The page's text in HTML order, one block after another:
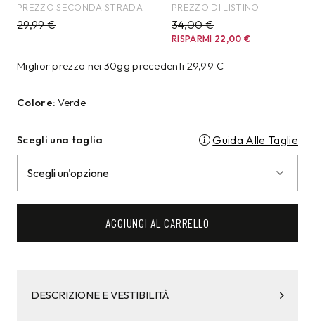
PREZZO SECONDA STRADA
29,99€
PREZZO DI LISTINO
34,00 €
RISPARMI 22,00€
Miglior prezzo nei 30gg precedenti 29,99€
Colore: Verde
Scegli una taglia Guida Alle Taglie
AGGIUNGI AL CARRELLO
DESCRIZIONE E VESTIBILITÀ